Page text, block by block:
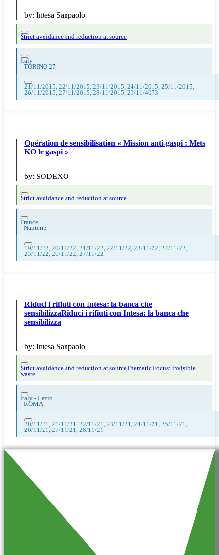
by: Intesa Sanpaolo
Strict avoidance and reduction at source
Italy
- TORINO 27
21/11/2015, 22/11/2015, 23/11/2015, 24/11/2015, 25/11/2015,
26/11/2015, 27/11/2015, 28/11/2015, 29/11/4073
Opération de sensibilisation « Mission anti-gaspi : Mets
KO le gaspi »
by: SODEXO
Strict avoidance and reduction at source
France
- Nanterre
19/11/22, 20/11/22, 21/11/22, 22/11/22, 23/11/22, 24/11/22,
25/11/22, 26/11/22, 27/11/22
Riduci i rifiuti con Intesa: la banca che
sensibilizzaRiduci i rifiuti con Intesa: la banca che
sensibilizza
by: Intesa Sanpaolo
Strict avoidance and reduction at sourceThematic Focus: invisible
waste
Italy - Lazio
- ROMA
20/11/21, 21/11/21, 22/11/21, 23/11/21, 24/11/21, 25/11/21,
26/11/21, 27/11/21, 28/11/21